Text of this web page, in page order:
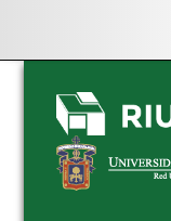
Skip
navigation